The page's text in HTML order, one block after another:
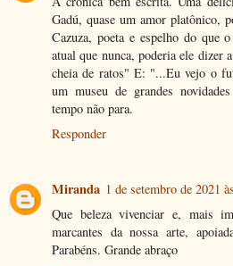
Gadú, quase um amor platônico,
Cazuza, poeta e espelho do que
atual que nunca, poderia ele
cheia de ratos" E: "...Eu vejo o
um museu de grandes
tempo não para.
Responder
Miranda 1 de setembro de 2021
Que beleza vivenciar e, mais
marcantes da nossa arte,
Parabéns. Grande abraço